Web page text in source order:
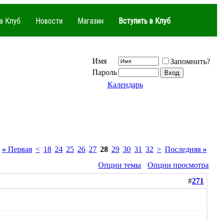
Клуб Новости Магазин Вступить в Клуб
Имя
Запомнить?
Пароль
Календарь
« Первая < 18 24 25 26 27 28 29 30 31 32 > Последняя »
Опции темы
Опции просмотра
#271